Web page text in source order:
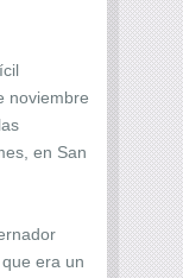
noviembre
en San
era un